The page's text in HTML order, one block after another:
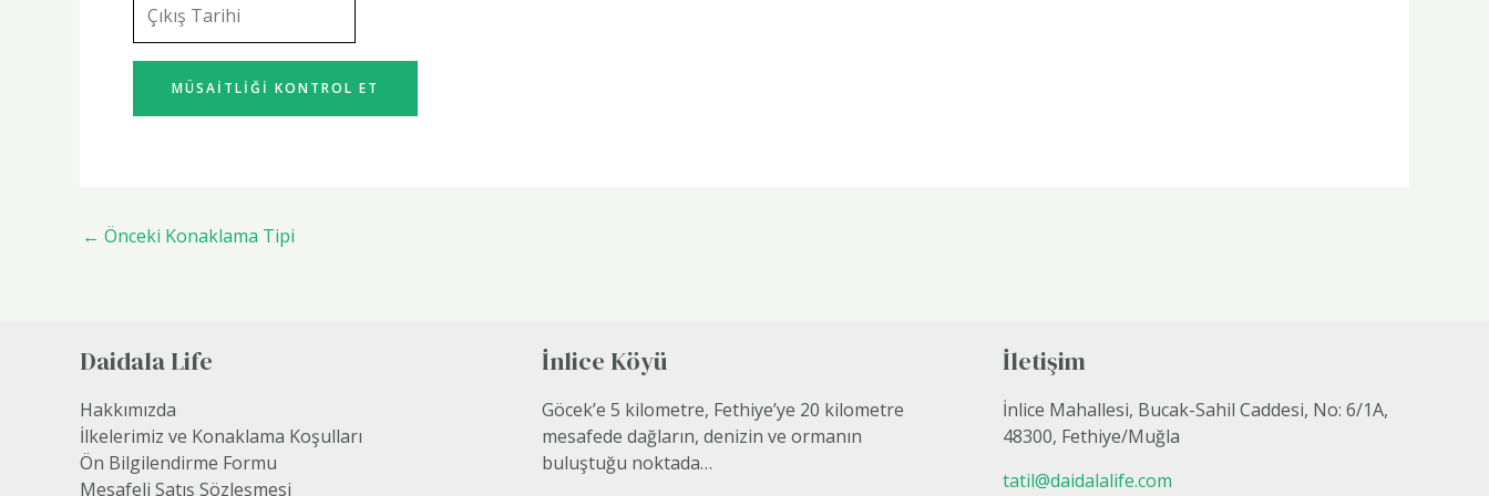
← Önceki Konaklama Tipi
Daidala Life
Hakkımızda
İlkelerimiz ve Konaklama Koşulları
Ön Bilgilendirme Formu
Mesafeli Satış Sözleşmesi
İnlice Köyü
Göcek’e 5 kilometre, Fethiye’ye 20 kilometre
mesafede dağların, denizin ve ormanın
buluştuğu noktada…
İletişim
İnlice Mahallesi, Bucak-Sahil Caddesi, No: 6/1A,
48300, Fethiye/Muğla
tatil@daidalalife.com